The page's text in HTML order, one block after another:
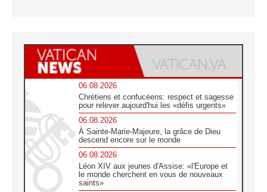
06.08.2026
Chrétiens et confucéens: respect et sagesse
pour relever aujourd'hui les «défis urgents»
06.08.2026
À Sainte-Marie-Majeure, la grâce de Dieu
descend encore sur le monde
06.08.2026
Léon XIV aux jeunes d'Assise: «l'Europe et
le monde cherchent en vous de nouveaux
saints»